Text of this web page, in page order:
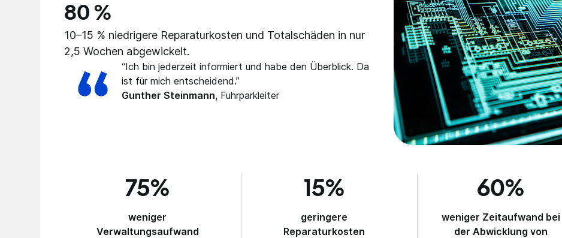
80 %
10–15 % niedrigere Reparaturkosten und Totalschäden in nur
2,5 Wochen abgewickelt.
“Ich bin jederzeit informiert und habe den Überblick. Da
ist für mich entscheidend.”
Gunther Steinmann, Fuhrparkleiter
75%
weniger
Verwaltungsaufwand
15%
geringere
Reparaturkosten
60%
weniger Zeitaufwand bei
der Abwicklung von